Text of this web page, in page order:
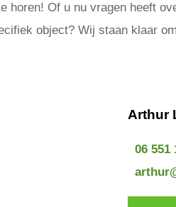
horen! Of u nu vragen heeft
object? Wij staan klaar
Arthur
06 551